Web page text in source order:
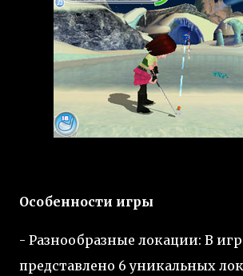
Особенности игры
- Разнообразные локации: В
представлено 6 уникальных